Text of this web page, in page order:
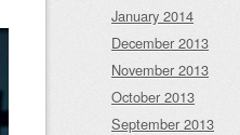
January 2014
December 2013
November 2013
October 2013
September 2013